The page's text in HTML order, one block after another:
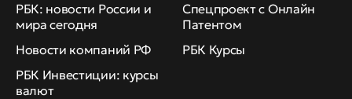
РБК: новости России и
мира сегодня
Новости компаний РФ
РБК Инвестиции: курсы
валют
Спецпроект с Онлайн
Патентом
РБК Курсы